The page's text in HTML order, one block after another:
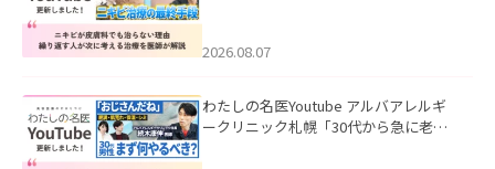
ました。
2026.08.07
わたしの名医Youtube アルバアレルギ
ークリニック札幌「30代から急に老け